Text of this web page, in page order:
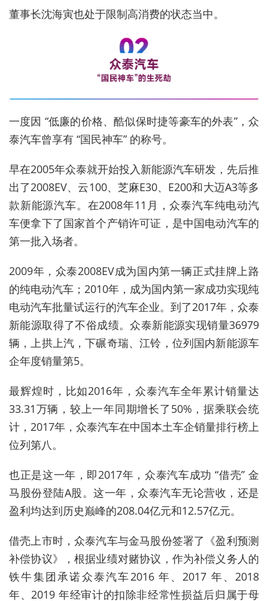
董事长沈海寅也处于限制高消费的状态当中。
一度因 “低廉的价格、酷似保时捷等豪车的外表”，众
泰汽车曾享有 “国民神车” 的称号。
早在2005年众泰就开始投入新能源汽车研发，先后推
出了2008EV、云100、芝麻E30、E200和大迈A3等多
款新能源汽车。在2008年11月，众泰汽车纯电动汽
车便拿下了国家首个产销许可证，是中国电动汽车的
第一批入场者。
2009年，众泰2008EV成为国内第一辆正式挂牌上路
的纯电动汽车；2010年，成为国内第一家成功实现纯
电动汽车批量试运行的汽车企业。到了2017年，众泰
新能源取得了不俗成绩。众泰新能源实现销量36979
辆，上拱上汽，下碾奇瑞、江铃，位列国内新能源车
企年度销量第5。
最辉煌时，比如2016年，众泰汽车全年累计销量达
33.31万辆，较上一年同期增长了50%，据乘联会统
计，2017年，众泰汽车在中国本土车企销量排行榜上
位列第八。
也正是这一年，即2017年，众泰汽车成功 “借壳” 金
马股份登陆A股。这一年，众泰汽车无论营收，还是
盈利均达到历史巅峰的208.04亿元和12.57亿元。
借壳上市时，众泰汽车与金马股份签署了《盈利预测
补偿协议》，根据业绩对赌协议，作为补偿义务人的
铁牛集团承诺众泰汽车2016 年、2017 年、2018
年、2019 年经审计的扣除非经常性损益后归属于母